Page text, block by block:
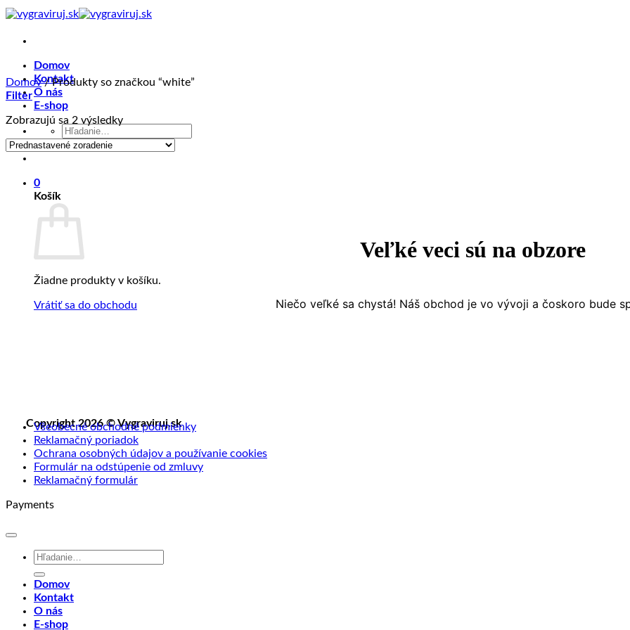
Skip
content
Domov
Kontakt
O nás
E-shop
Hľadať:
0
Košík
Žiadne produkty v košíku.
Vrátiť sa do obchodu
Domov /Produkty so značkou “white”
Filter
Zobrazujú sa 2 výsledky
Veľké veci sú na obzore
Niečo veľké sa chystá! Náš obchod je vo vývoji a čoskoro bude
Copyright 2026 © Vygraviruj.sk
Všeobecné obchodné podmienky
Reklamačný poriadok
Ochrana osobných údajov a používanie cookies
Formulár na odstúpenie od zmluvy
Reklamačný formulár
Payments
Hľadať:
Domov
Kontakt
O nás
E-shop